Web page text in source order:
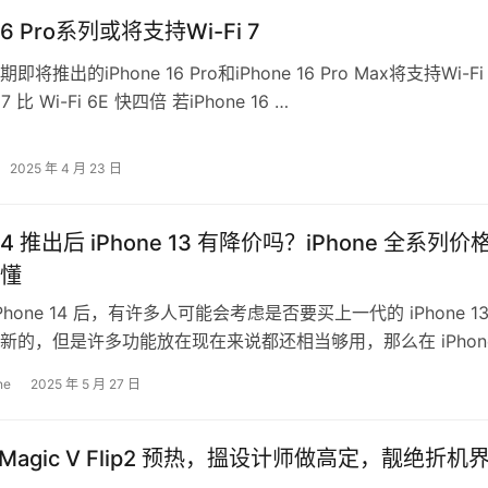
Pro系列或将支持Wi-Fi 7
即将推出的iPhone 16 Pro和iPhone 16 Pro Max将支持Wi-Fi
比 Wi-Fi 6E 快四倍 若iPhone 16 …
2025 年 4 月 23 日
推出后 iPhone 13 有降价吗？iPhone 全系列价
14 后，有许多人可能会考虑是否要买上一代的 iPhone
的，但是许多功能放在现在来说都还相当够用，那么在
2025 年 5 月 27 日
V Flip2 预热，搵设计师做高定，靓绝折机